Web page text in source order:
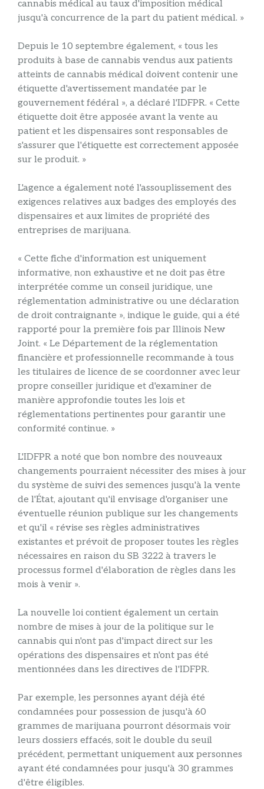
cannabis médical au taux d'imposition médical
jusqu'à concurrence de la part du patient médical. »
Depuis le 10 septembre également, « tous les
produits à base de cannabis vendus aux patients
atteints de cannabis médical doivent contenir une
étiquette d'avertissement mandatée par le
gouvernement fédéral », a déclaré l'IDFPR. « Cette
étiquette doit être apposée avant la vente au
patient et les dispensaires sont responsables de
s'assurer que l'étiquette est correctement apposée
sur le produit. »
L'agence a également noté l'assouplissement des
exigences relatives aux badges des employés des
dispensaires et aux limites de propriété des
entreprises de marijuana.
« Cette fiche d'information est uniquement
informative, non exhaustive et ne doit pas être
interprétée comme un conseil juridique, une
réglementation administrative ou une déclaration
de droit contraignante », indique le guide, qui a été
rapporté pour la première fois par Illinois New
Joint. « Le Département de la réglementation
financière et professionnelle recommande à tous
les titulaires de licence de se coordonner avec leur
propre conseiller juridique et d'examiner de
manière approfondie toutes les lois et
réglementations pertinentes pour garantir une
conformité continue. »
L'IDFPR a noté que bon nombre des nouveaux
changements pourraient nécessiter des mises à jour
du système de suivi des semences jusqu'à la vente
de l'État, ajoutant qu'il envisage d'organiser une
éventuelle réunion publique sur les changements
et qu'il « révise ses règles administratives
existantes et prévoit de proposer toutes les règles
nécessaires en raison du SB 3222 à travers le
processus formel d'élaboration de règles dans les
mois à venir ».
La nouvelle loi contient également un certain
nombre de mises à jour de la politique sur le
cannabis qui n'ont pas d'impact direct sur les
opérations des dispensaires et n'ont pas été
mentionnées dans les directives de l'IDFPR.
Par exemple, les personnes ayant déjà été
condamnées pour possession de jusqu'à 60
grammes de marijuana pourront désormais voir
leurs dossiers effacés, soit le double du seuil
précédent, permettant uniquement aux personnes
ayant été condamnées pour jusqu'à 30 grammes
d'être éligibles.